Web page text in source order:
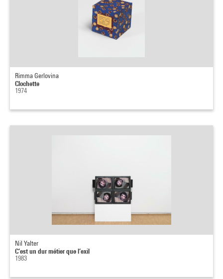
Rimma Gerlovina
Clochette
1974
Nil Yalter
C’est un dur métier que l’exil
1983